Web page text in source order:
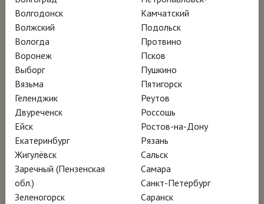
слава гремела в Европе в XVIII – XIX веках.
Позже его картины были незаслуженно
забыты, но сейчас Мурильо вновь
привлекает зрителей глубиной и
человечностью образов и виртуозной
техникой.
Фильм, съёмки которого прошли во
Франции и Испании, заново открывает
одного из знаковых испанских художников,
предлагает комментарии искусствоведов,
Волгодонск
Волжский
Вологда
Воронеж
Выборг
Вязьма
Геленджик
Двуреченск
Ейск
Екатеринбург
Жигулёвск
Заречный (Пензенская
обл.)
Зеленогорск
Камчатский
Подольск
Протвино
Псков
Пушкино
Пятигорск
Реутов
Россошь
Ростов-на-Дону
Рязань
Сальск
Самара
Санкт-Петербург
Саранск